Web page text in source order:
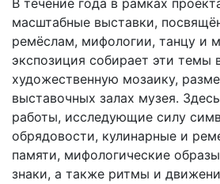
В течение года в рамках
масштабные выставки,
ремёслам, мифологии, танцу и
экспозиция собирает эти темы
художественную мозаику,
выставочных залах музея.
работы, исследующие силу
обрядовости, кулинарные и
памяти, мифологические
знаки, а также ритмы и